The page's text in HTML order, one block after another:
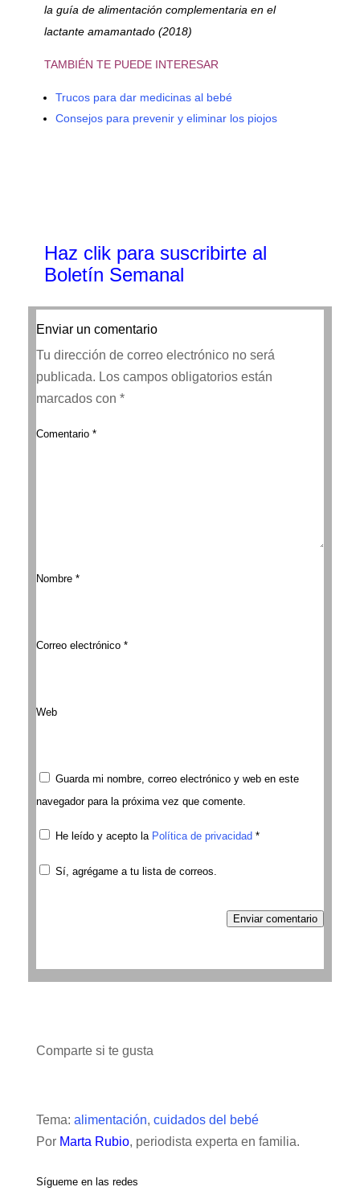
la guía de alimentación complementaria en el
lactante amamantado (2018)
TAMBIÉN TE PUEDE INTERESAR
Trucos para dar medicinas al bebé
Consejos para prevenir y eliminar los piojos
Haz clik para suscribirte al
Boletín Semanal
Enviar un comentario
Tu dirección de correo electrónico no será
publicada. Los campos obligatorios están
marcados con *
Comentario *
Nombre *
Correo electrónico *
Web
Guarda mi nombre, correo electrónico y web en este
navegador para la próxima vez que comente.
He leído y acepto la Política de privacidad *
Sí, agrégame a tu lista de correos.
Enviar comentario
Comparte si te gusta
Tema: alimentación, cuidados del bebé
Por Marta Rubio, periodista experta en familia.
Sígueme en las redes